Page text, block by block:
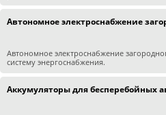
Автономное электроснабжение
Автономное электроснабжение
систему энергоснабжения.
Аккумуляторы для бесперебойных